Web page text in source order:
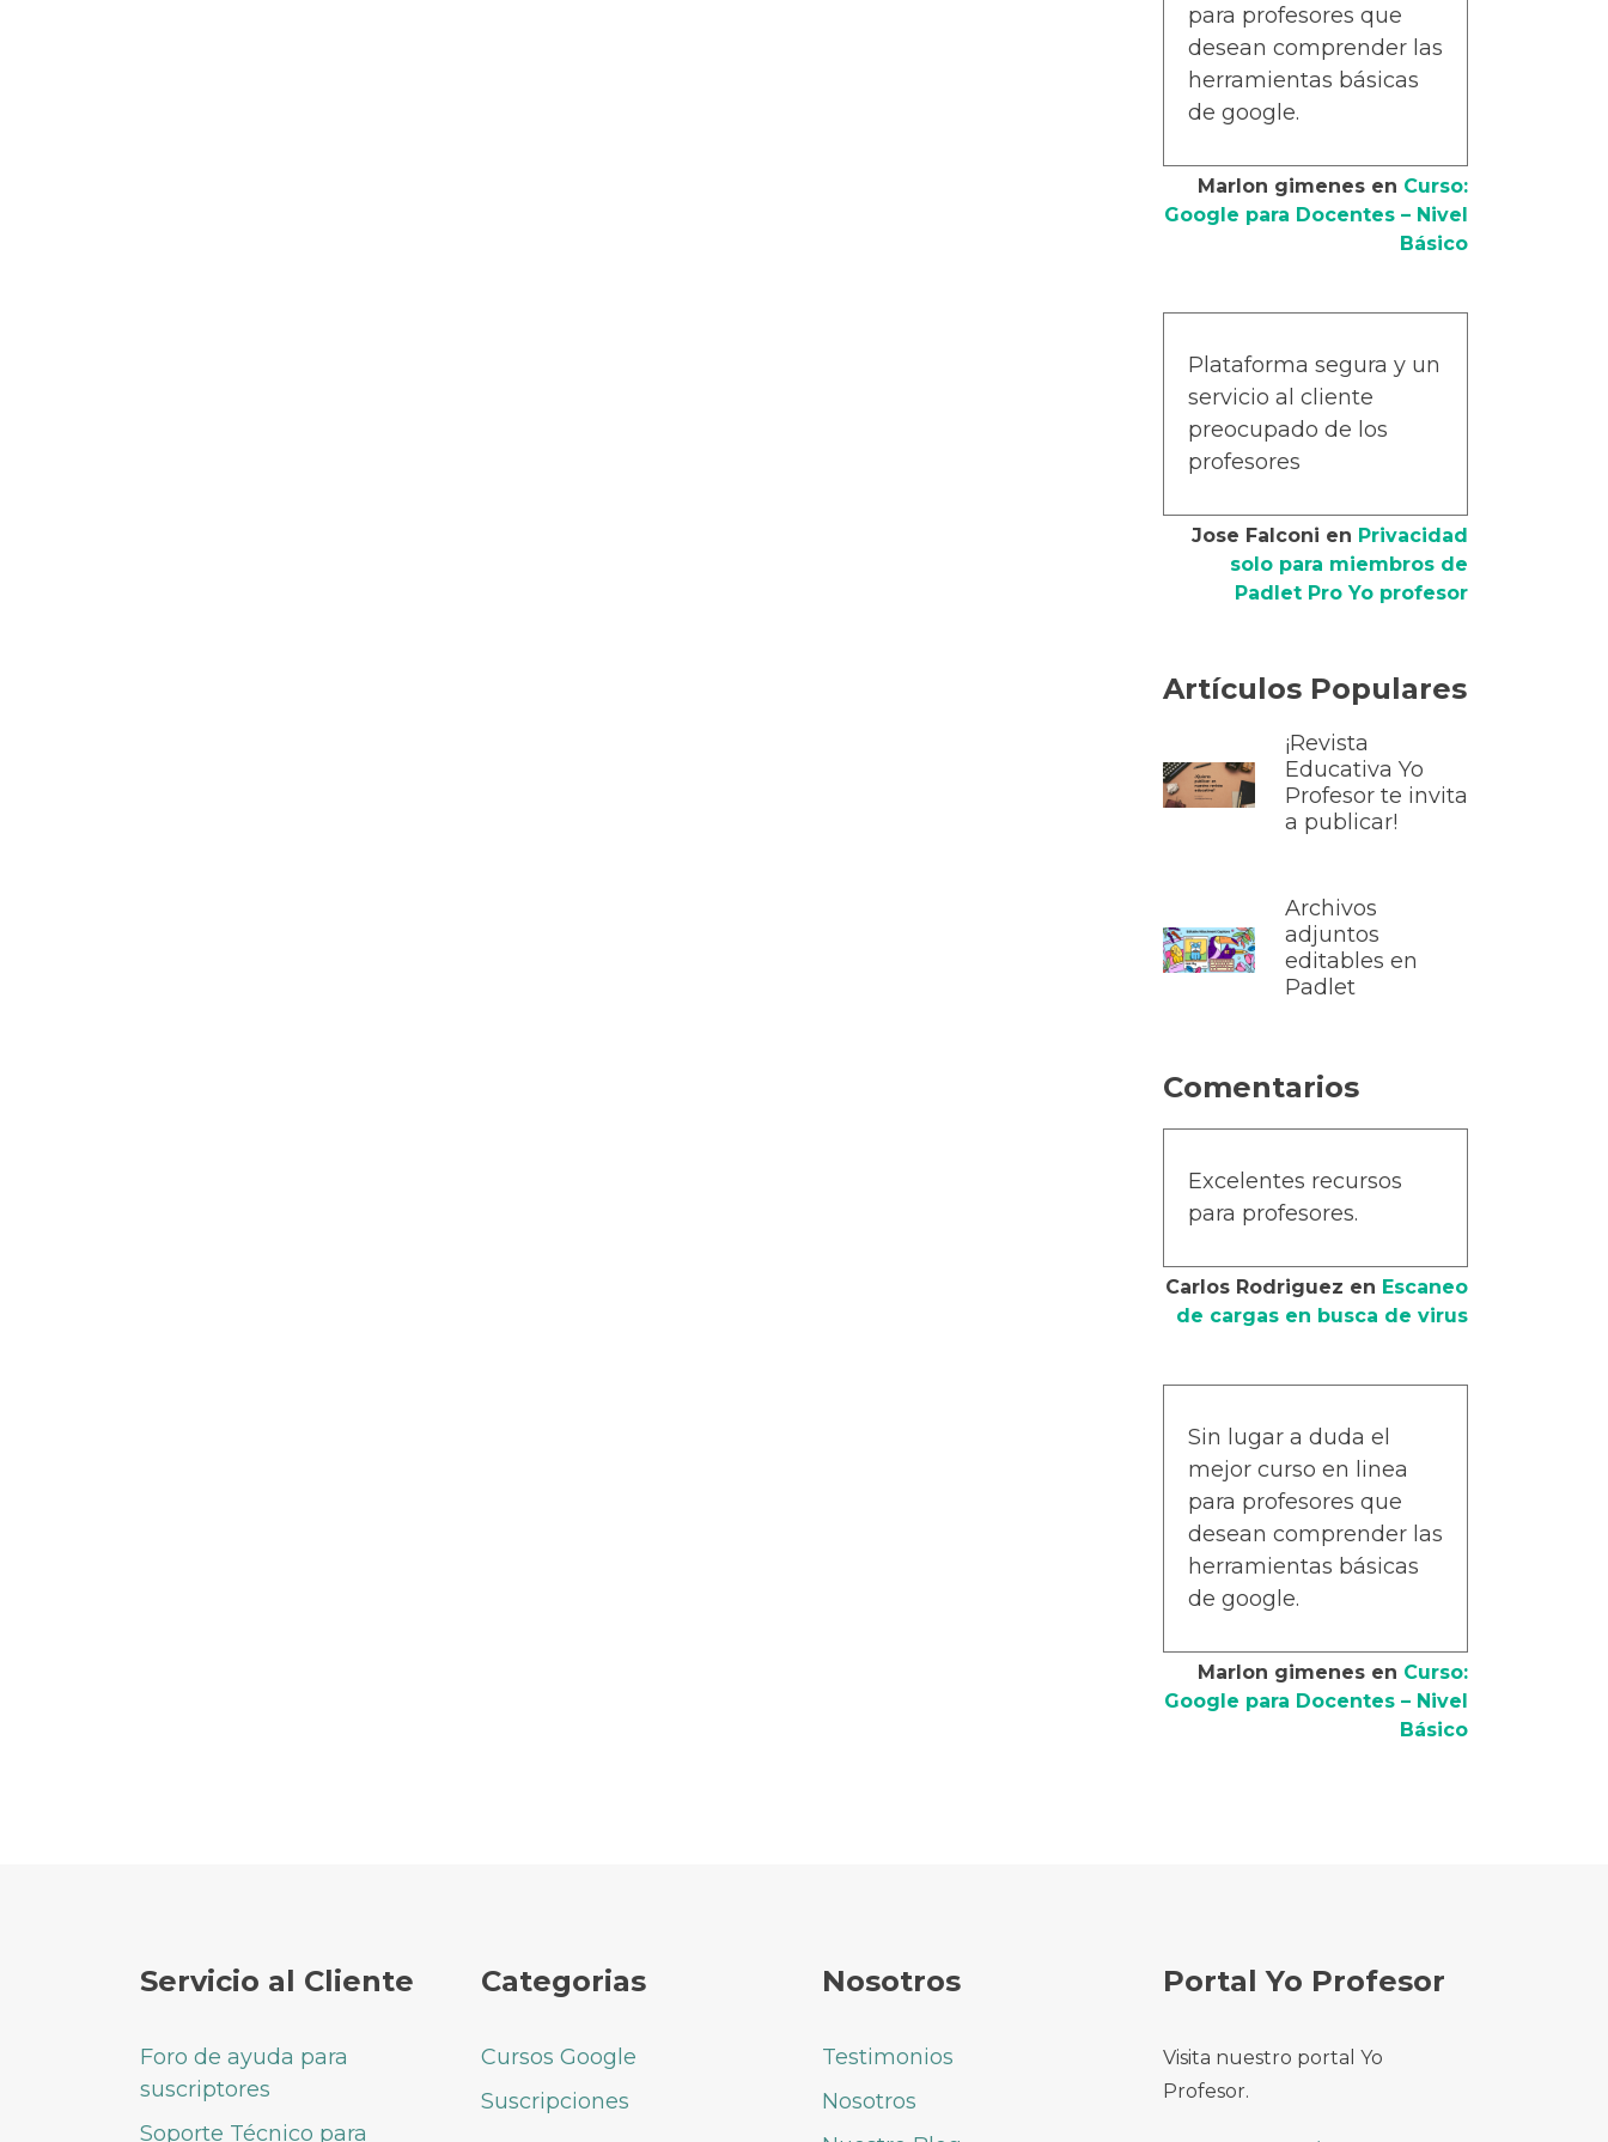
para profesores que
desean comprender las
herramientas básicas
de google.
Marlon gimenes en Curso:
Google para Docentes – Nivel
Básico
Plataforma segura y un
servicio al cliente
preocupado de los
profesores
Jose Falconi en Privacidad
solo para miembros de
Padlet Pro Yo profesor
Artículos Populares
¡Revista
Educativa Yo
Profesor te invita
a publicar!
Archivos
adjuntos
editables en
Padlet
Comentarios
Excelentes recursos
para profesores.
Carlos Rodriguez en Escaneo
de cargas en busca de virus
Sin lugar a duda el
mejor curso en linea
para profesores que
desean comprender las
herramientas básicas
de google.
Marlon gimenes en Curso:
Google para Docentes – Nivel
Básico
Servicio al Cliente
Foro de ayuda para
suscriptores
Soporte Técnico para
Categorias
Cursos Google
Suscripciones
Nosotros
Testimonios
Nosotros
Portal Yo Profesor
Visita nuestro portal Yo
Profesor.